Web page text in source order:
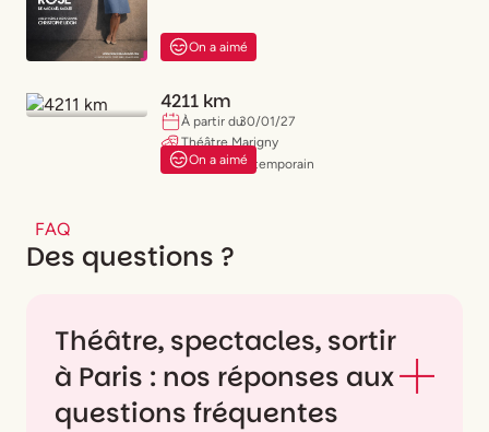
On a aimé
4211 km
À partir du30/01/27
Théâtre Marigny
Théâtre contemporain
On a aimé
FAQ
Des questions ?
Théâtre, spectacles, sortir
à Paris : nos réponses aux
questions fréquentes